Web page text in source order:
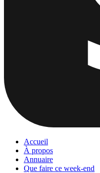
Accueil
À propos
Annuaire
Que faire ce week-end